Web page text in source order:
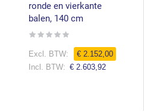
ronde en vierkante
balen, 140 cm
Rating:
€ 2.152,00
Speciale
€ 2.603,92